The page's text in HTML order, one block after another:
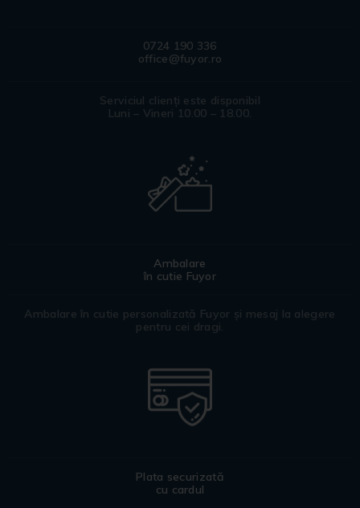
0724 190 336
office@fuyor.ro
Serviciul clienți este disponibil
Luni – Vineri 10.00 – 18.00.
Ambalare
în cutie Fuyor
Ambalare în cutie personalizată Fuyor și mesaj la alegere
pentru cei dragi.
Plata securizată
cu cardul